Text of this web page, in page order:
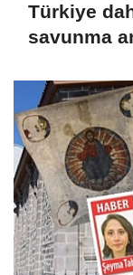
Türkiye
savunma